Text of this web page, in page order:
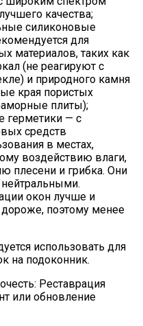
качества;
силиконовые
для
материалов, таких как
(не реагируют с
и природного камня
края пористых
плиты);
герметики — с
средств
в местах,
воздействию влаги,
плесени и грибка. Они
окон лучше и
поэтому менее
использовать для
на подоконник.
Реставрация
или обновление